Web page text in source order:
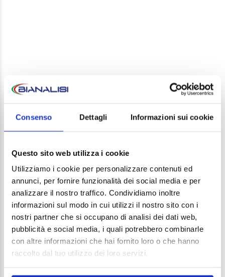
Consenso Dettagli Informazioni sui cookie
Questo sito web utilizza i cookie
Utilizziamo i cookie per personalizzare contenuti ed
annunci, per fornire funzionalità dei social media e per
analizzare il nostro traffico. Condividiamo inoltre
informazioni sul modo in cui utilizzi il nostro sito con i
nostri partner che si occupano di analisi dei dati web,
pubblicità e social media, i quali potrebbero combinarle
con altre informazioni che hai fornito loro o che hanno
raccolto dal tuo utilizzo dei loro servizi.
LEAVE A REPLY
Your email address will not be published. Required
Comment